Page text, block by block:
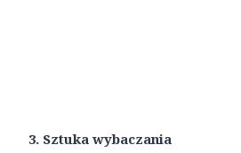
3. Sztuka wybaczania